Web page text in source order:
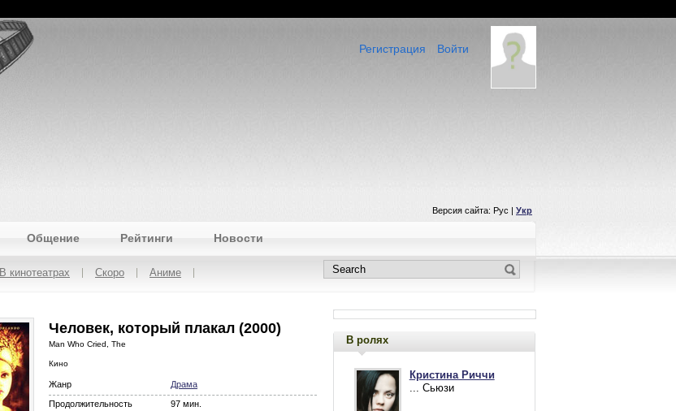
Войти
Регистрация
Версия сайта: Рус | Укр
Общение Рейтинги Новости
В кинотеатрах Скоро Аниме
В ролях
Кристина Риччи
... Сьюзи
Человек, который плакал (2000)
Man Who Cried, The
Кино
Жанр
Драма
Продолжительность
97 мин.